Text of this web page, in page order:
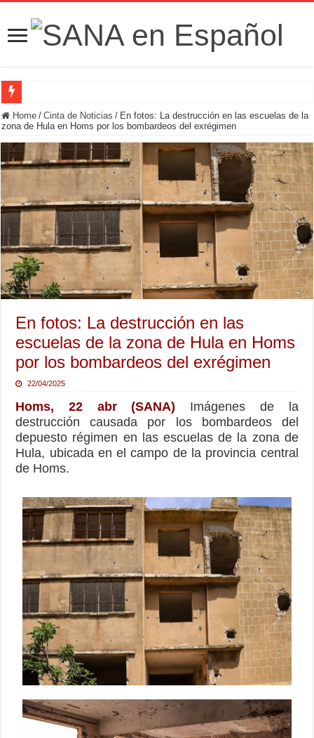
Fuerzas de Seguridad hallan fosa común con nueve cadáveres en la zona rural
Home / Cinta de Noticias / En fotos: La destrucción en las escuelas de la
zona de Hula en Homs por los bombardeos del exrégimen
En fotos: La destrucción en las
escuelas de la zona de Hula en Homs
por los bombardeos del exrégimen
22/04/2025
Homs, 22 abr (SANA) Imágenes de la
destrucción causada por los bombardeos del
depuesto régimen en las escuelas de la zona de
Hula, ubicada en el campo de la provincia central
de Homs.